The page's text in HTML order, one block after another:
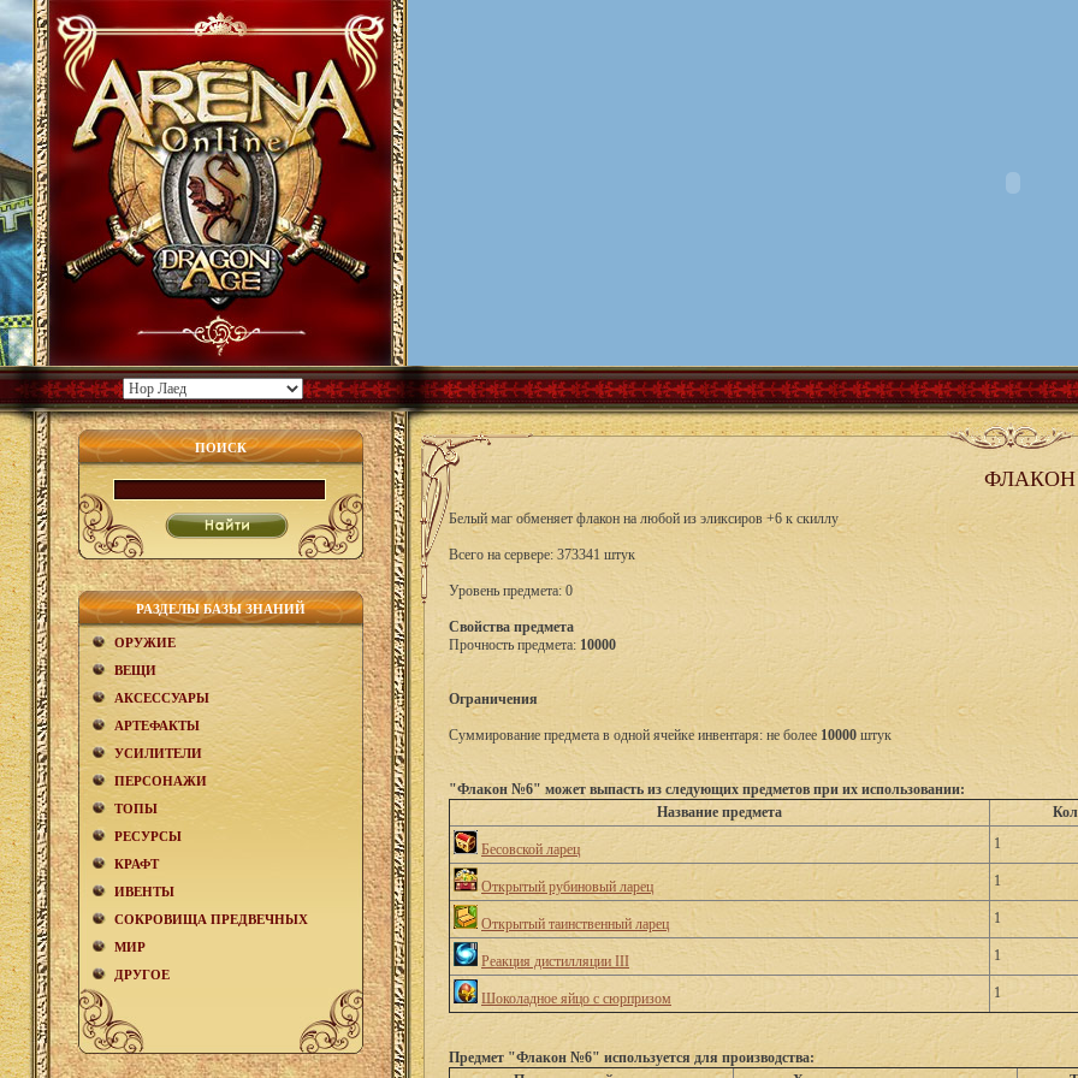
ПОИСК
РАЗДЕЛЫ БАЗЫ ЗНАНИЙ
ОРУЖИЕ
ВЕЩИ
АКCЕСCУАРЫ
АРТЕФАКТЫ
УСИЛИТЕЛИ
ПЕРСОНАЖИ
ТОПЫ
РЕСУРСЫ
КРАФТ
ИВЕНТЫ
СОКРОВИЩА ПРЕДВЕЧНЫХ
МИР
ДРУГОЕ
Белый маг обменяет флакон на любой из эликсиров +6 к скиллу
Всего на сервере: 373341 штук
Уровень предмета: 0
Свойства предмета
Прочность предмета: 10000
Ограничения
Суммирование предмета в одной ячейке инвентаря: не более 10000 штук
"Флакон №6" может выпасть из следующих предметов при их использовании:
Название предмета
Бесовской ларец 1
Открытый рубиновый ларец 1
Открытый таинственный ларец 1
Реакция дистилляции III 1
Шоколадное яйцо с сюрпризом 1
Предмет "Флакон №6" используется для производства: